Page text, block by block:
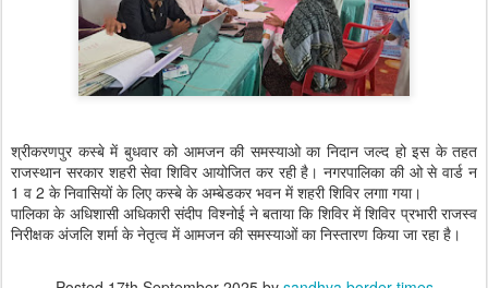
श्रीकरणपुर कस्बे में बुधवार को आमजन की समस्याओ का निदान जल्द हो इस के तहत
राजस्थान सरकार शहरी सेवा शिविर आयोजित कर रही है। नगरपालिका की ओ से वार्ड न
1 व 2 के निवासियों के लिए कस्बे के अम्बेडकर भवन में शहरी शिविर लगाा गया।
पालिका के अधिशासी अधिकारी संदीप विश्नोई ने बताया कि शिविर में शिविर प्रभारी राजस्व
निरीक्षक अंजलि शर्मा के नेतृत्व में आमजन की समस्याओं का निस्तारण किया जा रहा है।